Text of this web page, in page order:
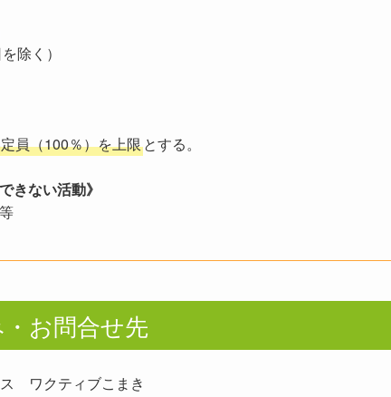
除く）
員（100％）を上限とする。
きない活動》
・ お問合せ先
ワクティブこまき